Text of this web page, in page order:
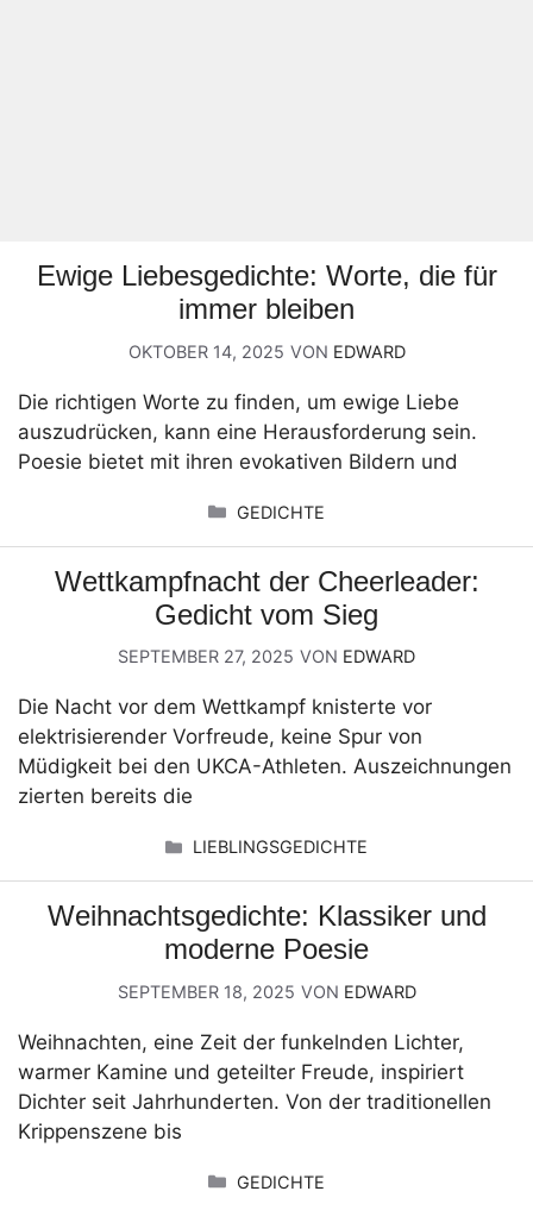
Ewige Liebesgedichte: Worte, die für
immer bleiben
OKTOBER 14, 2025 VON EDWARD
Die richtigen Worte zu finden, um ewige Liebe
auszudrücken, kann eine Herausforderung sein.
Poesie bietet mit ihren evokativen Bildern und
KATEGORIEN
GEDICHTE
Wettkampfnacht der Cheerleader:
Gedicht vom Sieg
SEPTEMBER 27, 2025 VON EDWARD
Die Nacht vor dem Wettkampf knisterte vor
elektrisierender Vorfreude, keine Spur von
Müdigkeit bei den UKCA-Athleten. Auszeichnungen
zierten bereits die
KATEGORIEN
LIEBLINGSGEDICHTE
Weihnachtsgedichte: Klassiker und
moderne Poesie
SEPTEMBER 18, 2025 VON EDWARD
Weihnachten, eine Zeit der funkelnden Lichter,
warmer Kamine und geteilter Freude, inspiriert
Dichter seit Jahrhunderten. Von der traditionellen
Krippenszene bis
KATEGORIEN
GEDICHTE